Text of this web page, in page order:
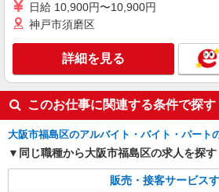
日給 10,900円〜10,900円
神戸市須磨区
詳細を見る
このお仕事に関連する条件で探す
大阪市福島区のアルバイト・バイト・パート
同じ職種から大阪市福島区の求人を探す
販売・接客サービス